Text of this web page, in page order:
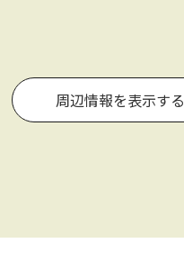
周辺情報を表示する